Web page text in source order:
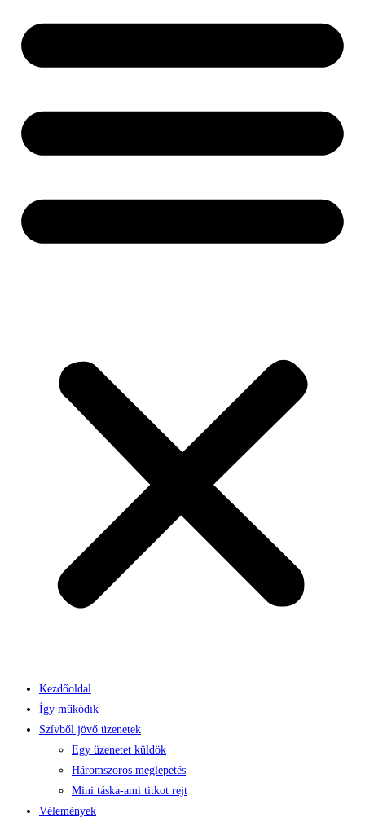
Kezdőoldal
Így működik
Szívből jövő üzenetek
Egy üzenetet küldök
Háromszoros meglepetés
Mini táska-ami titkot rejt
Vélemények